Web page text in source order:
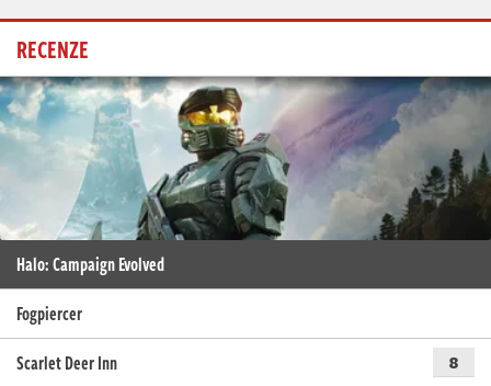
RECENZE
Halo: Campaign Evolved
Fogpiercer
Scarlet Deer Inn
8